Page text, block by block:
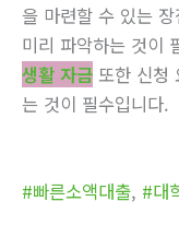
을 마련할 수 있는
미리 파악하는 것이
생활 자금 또한 신청
는 것이 필수입니다.
#빠른소액대출, #대